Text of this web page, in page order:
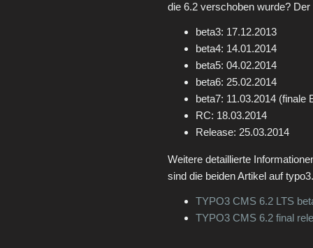
die 6.2 verschoben wurde?
beta3: 17.12.2013
beta4: 14.01.2014
beta5: 04.02.2014
beta6: 25.02.2014
beta7: 11.03.2014 (finale
RC: 18.03.2014
Release: 25.03.2014
Weitere detaillierte
sind die beiden Artikel auf
TYPO3 CMS 6.2 LTS
TYPO3 CMS 6.2 final